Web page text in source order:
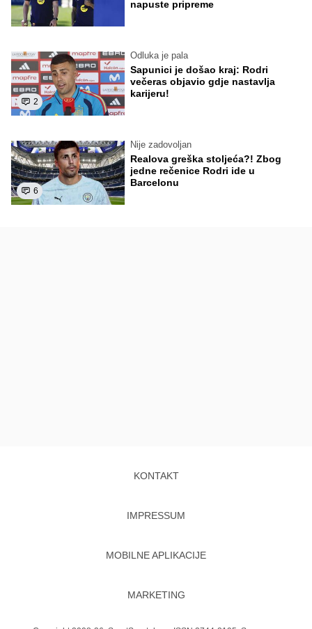
napuste pripreme
2
Odluka je pala
Sapunici je došao kraj: Rodri
večeras objavio gdje nastavlja
karijeru!
6
Nije zadovoljan
Realova greška stoljeća?! Zbog
jedne rečenice Rodri ide u
Barcelonu
KONTAKT
IMPRESSUM
MOBILNE APLIKACIJE
MARKETING